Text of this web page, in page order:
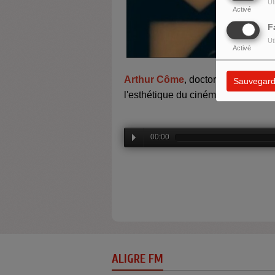
Activé
Activé
Arthur Côme, doctorant en
l'esthétique du cinéma muet.
00:00
ALIGRE FM